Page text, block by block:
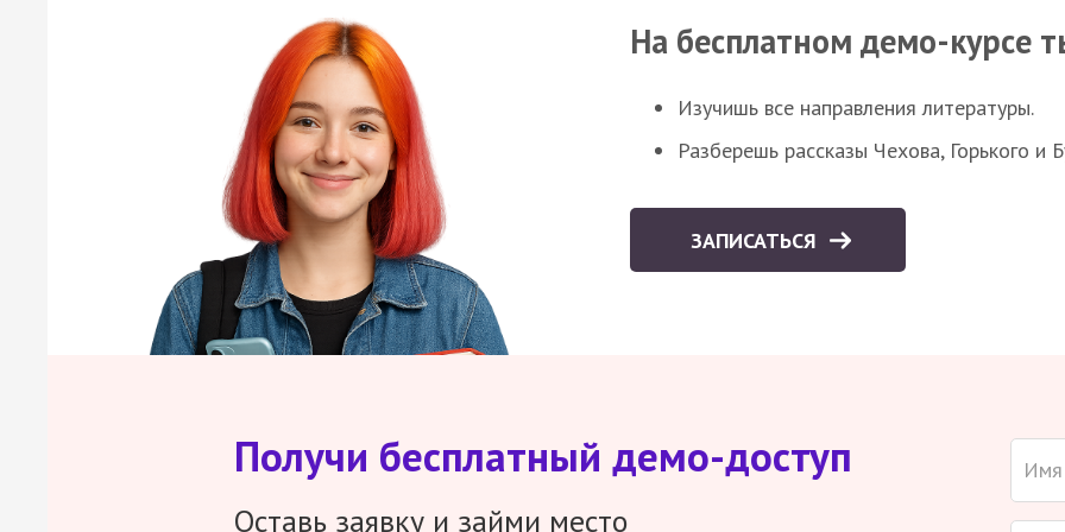
На бесплатном демо-курсе
Изучишь все направления литературы.
Разберешь рассказы Чехова, Горького и
ЗАПИСАТЬСЯ
Получи бесплатный демо-доступ
Оставь заявку и займи место